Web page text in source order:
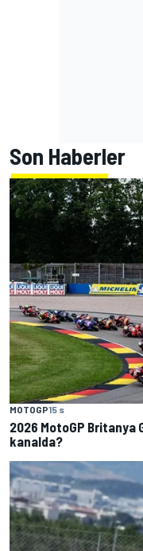
Son Haberler
MOTOGP15 s
2026 MotoGP Britanya
kanalda?